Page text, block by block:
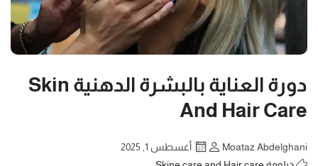
دورة العناية بالبشرة الدهنية Skin
And Hair Care
Moataz Abdelghani
أغسطس 1, 2025